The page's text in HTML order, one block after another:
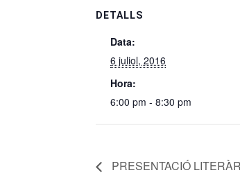
DETALLS
Data:
6 juliol, 2016
Hora:
6:00 pm - 8:30 pm
PRESENTACIÓ